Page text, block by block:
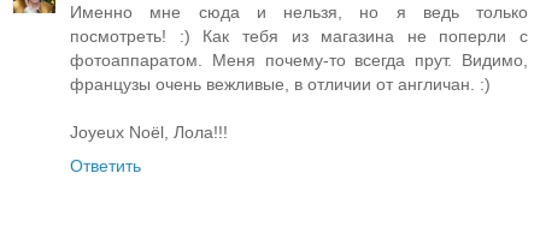
Именно мне сюда и нельзя, но я ведь только
посмотреть! :) Как тебя из магазина не поперли с
фотоаппаратом. Меня почему-то всегда прут. Видимо,
французы очень вежливые, в отличии от англичан. :)
Joyeux Noël, Лола!!!
Ответить